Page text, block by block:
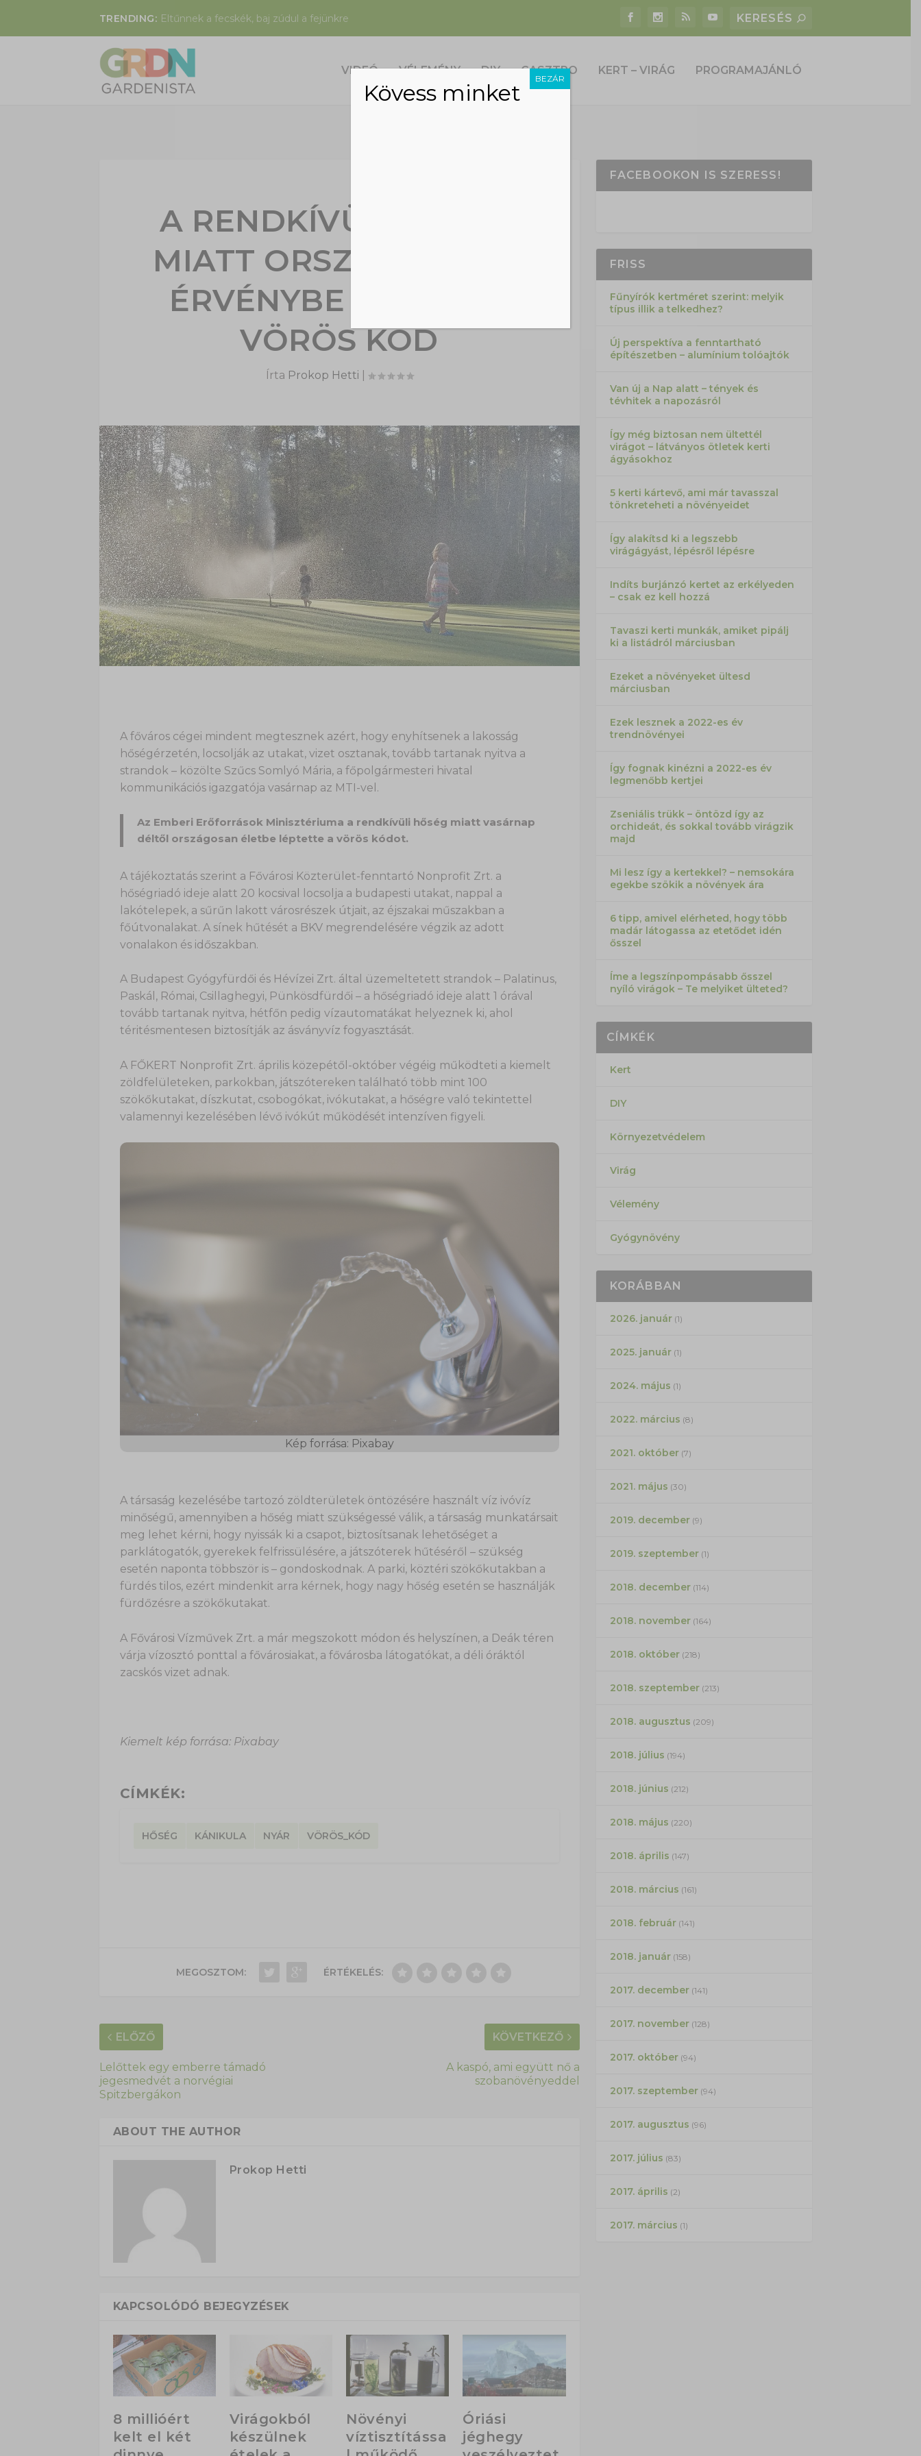
TRENDING: Eltűnnek a fecskék, baj zúdul a fejünkre
VIDEÓ VÉLEMÉNY DIY GASZTRO KERT – VIRÁG PROGRAMAJÁNLÓ
A RENDKÍVÜLI HŐSÉG
MIATT ORSZÁGSZERTE
ÉRVÉNYBE LÉPETT A
VÖRÖS KÓD
Írta Prokop Hetti
A főváros cégei mindent megtesznek azért, hogy enyhítsenek a lakosság
hőségérzetén, locsolják az utakat, vizet osztanak, tovább tartanak nyitva a
strandok – közölte Szűcs Somlyó Mária, a főpolgármesteri hivatal
kommunikációs igazgatója vasárnap az MTI-vel.
Az Emberi Erőforrások Minisztériuma a rendkívüli hőség miatt vasárnap
déltől országosan életbe léptette a vörös kódot.
A tájékoztatás szerint a Fővárosi Közterület-fenntartó Nonprofit Zrt. a
hőségriadó ideje alatt 20 kocsival locsolja a budapesti utakat, nappal a
lakótelepek, a sűrűn lakott városrészek útjait, az éjszakai műszakban a
főútvonalakat. A sínek hűtését a BKV megrendelésére végzik az adott
vonalakon és időszakban.
A Budapest Gyógyfürdői és Hévízei Zrt. által üzemeltetett strandok – Palatinus,
Paskál, Római, Csillaghegyi, Pünkösdfürdői – a hőségriadó ideje alatt 1 órával
tovább tartanak nyitva, hétfőn pedig vízautomatákat helyeznek ki, ahol
téritésmentesen biztosítják az ásványvíz fogyasztását.
A FŐKERT Nonprofit Zrt. április közepétől-október végéig működteti a kiemelt
zöldfelületeken, parkokban, játszótereken található több mint 100
szökőkutakat, díszkutat, csobogókat, ivókutakat, a hőségre való tekintettel
valamennyi kezelésében lévő ivókút működését intenzíven figyeli.
Kép forrása: Pixabay
A társaság kezelésébe tartozó zöldterületek öntözésére használt víz ivóvíz
minőségű, amennyiben a hőség miatt szükségessé válik, a társaság munkatársait
meg lehet kérni, hogy nyissák ki a csapot, biztosítsanak lehetőséget a
parklátogatók, gyerekek felfrissülésére, a játszóterek hűtéséről – szükség
esetén naponta többször is – gondoskodnak. A parki, köztéri szökőkutakban a
fürdés tilos, ezért mindenkit arra kérnek, hogy nagy hőség esetén se használják
fürdőzésre a szökőkutakat.
A Fővárosi Vízművek Zrt. a már megszokott módon és helyszínen, a Deák téren
várja vízosztó ponttal a fővárosiakat, a fővárosba látogatókat, a déli óráktól
zacskós vizet adnak.
Kiemelt kép forrása: Pixabay
CÍMKÉK:
HŐSÉG KÁNIKULA NYÁR VÖRÖS_KÓD
MEGOSZTOM: ÉRTÉKELÉS:
ELŐZŐ
Lelőttek egy emberre támadó
jegesmedvét a norvégiai
Spitzbergákon
KÖVETKEZŐ
A kaspó, ami együtt nő a
szobanövényeddel
ABOUT THE AUTHOR
Prokop Hetti
KAPCSOLÓDÓ BEJEGYZÉSEK
8 millióért
kelt el két
Virágokból
készülnek
Növényi
víztisztítássa
Óriási
jéghegy
FACEBOOKON IS SZERESS!
FRISS
Fűnyírók kertméret szerint: melyik
típus illik a telkedhez?
Új perspektíva a fenntartható
építészetben – alumínium tolóajtók
Van új a Nap alatt – tények és
tévhitek a napozásról
Így még biztosan nem ültettél
virágot – látványos ötletek kerti
ágyásokhoz
5 kerti kártevő, ami már tavasszal
tönkreteheti a növényeidet
Így alakítsd ki a legszebb
virágágyást, lépésről lépésre
Indíts burjánzó kertet az erkélyeden
– csak ez kell hozzá
Tavaszi kerti munkák, amiket pipálj
ki a listádról márciusban
Ezeket a növényeket ültesd
márciusban
Ezek lesznek a 2022-es év
trendnövényei
Így fognak kinézni a 2022-es év
legmenőbb kertjei
Zseniális trükk – öntözd így az
orchideát, és sokkal tovább virágzik
majd
Mi lesz így a kertekkel? – nemsokára
egekbe szökik a növények ára
6 tipp, amivel elérheted, hogy több
madár látogassa az etetődet idén
ősszel
Íme a legszínpompásabb ősszel
nyíló virágok – Te melyiket ülteted?
CÍMKÉK
Kert
DIY
Környezetvédelem
Virág
Vélemény
Gyógynövény
KORÁBBAN
2026. január(1)
2025. január(1)
2024. május (1)
2022. március (8)
2021. október(7)
2021. május (30)
2019. december(9)
2019. szeptember(1)
2018. december(114)
2018. november(164)
2018. október(218)
2018. szeptember(213)
2018. augusztus (209)
2018. július (194)
2018. június (212)
2018. május (220)
2018. április (147)
2018. március (161)
2018. február(141)
2018. január(158)
2017. december(141)
2017. november(128)
2017. október(94)
2017. szeptember(94)
2017. augusztus (96)
2017. július (83)
2017. április (2)
2017. március (1)
Kövess minket
BEZÁR